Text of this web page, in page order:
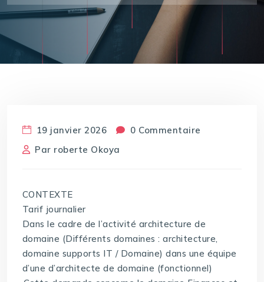
19 janvier 2026
0 Commentaire
Par roberte Okoya
CONTEXTE
Tarif journalier
Dans le cadre de l’activité architecture de
domaine (Différents domaines : architecture,
domaine supports IT / Domaine) dans une équipe
d’une d’architecte de domaine (fonctionnel)